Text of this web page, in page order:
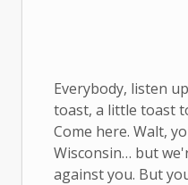
Everybody, listen
toast, a little toast
Come here. Walt,
Wisconsin… but
against you. But